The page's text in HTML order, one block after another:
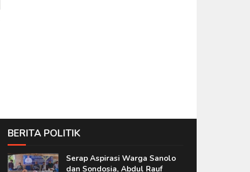
BERITA POLITIK
Serap Aspirasi Warga Sanolo
dan Sondosia, Abdul Rauf